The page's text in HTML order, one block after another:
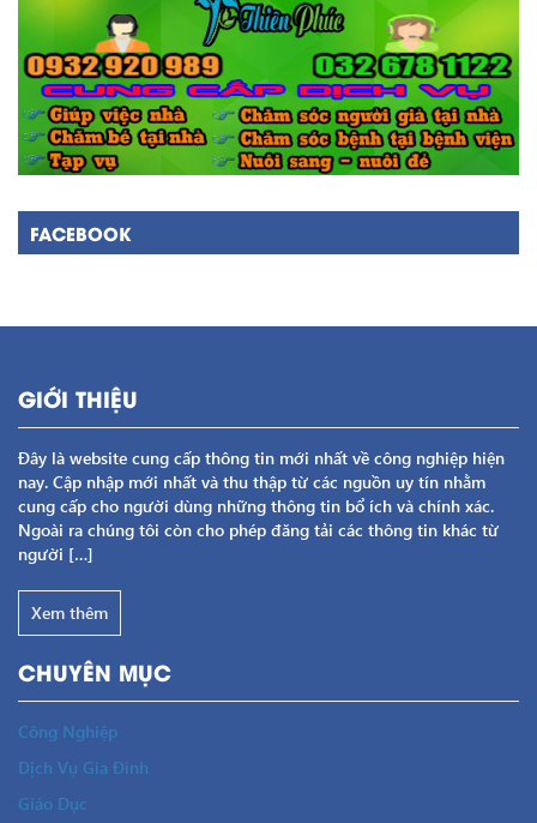
FACEBOOK
GIỚI THIỆU
Đây là website cung cấp thông tin mới nhất về công nghiệp hiện
nay. Cập nhập mới nhất và thu thập từ các nguồn uy tín nhằm
cung cấp cho người dùng những thông tin bổ ích và chính xác.
Ngoài ra chúng tôi còn cho phép đăng tải các thông tin khác từ
người […]
Xem thêm
CHUYÊN MỤC
Công Nghiệp
Dịch Vụ Gia Đình
Giáo Dục